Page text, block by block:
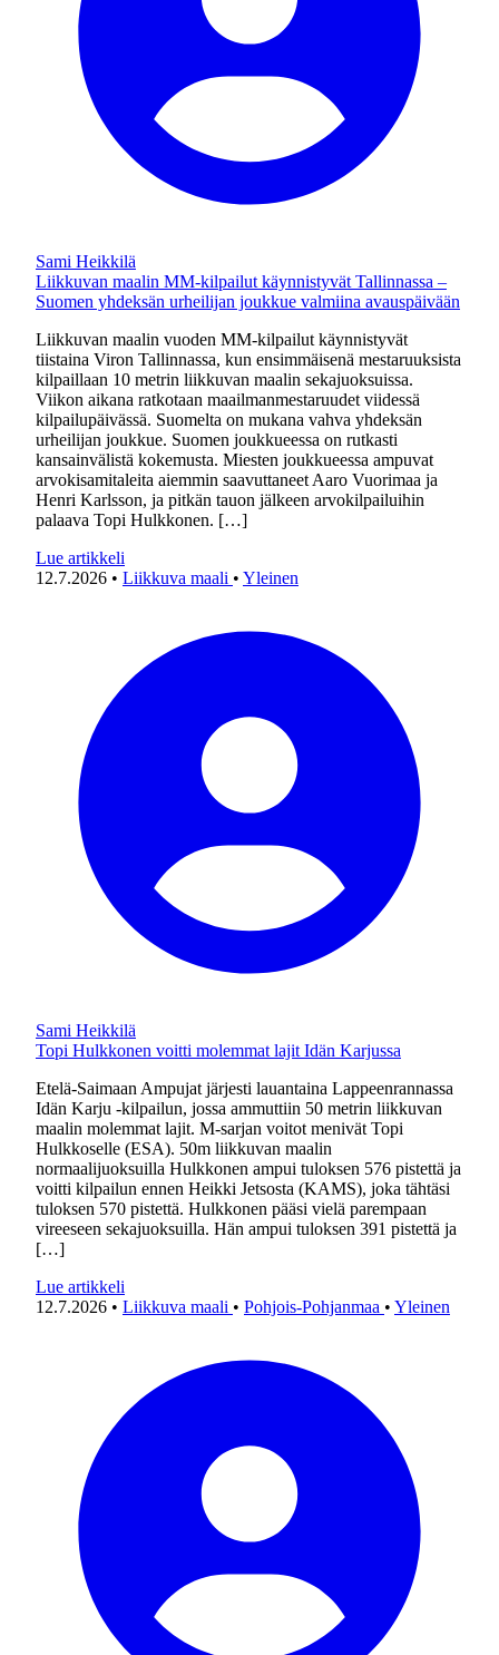
Sami Heikkilä
Liikkuvan maalin MM-kilpailut käynnistyvät Tallinnassa –
Suomen yhdeksän urheilijan joukkue valmiina avauspäivään
Liikkuvan maalin vuoden MM-kilpailut käynnistyvät
tiistaina Viron Tallinnassa, kun ensimmäisenä mestaruuksista
kilpaillaan 10 metrin liikkuvan maalin sekajuoksuissa.
Viikon aikana ratkotaan maailmanmestaruudet viidessä
kilpailupäivässä. Suomelta on mukana vahva yhdeksän
urheilijan joukkue. Suomen joukkueessa on rutkasti
kansainvälistä kokemusta. Miesten joukkueessa ampuvat
arvokisamitaleita aiemmin saavuttaneet Aaro Vuorimaa ja
Henri Karlsson, ja pitkän tauon jälkeen arvokilpailuihin
palaava Topi Hulkkonen. […]
Lue artikkeli
12.7.2026 • Liikkuva maali • Yleinen
Sami Heikkilä
Topi Hulkkonen voitti molemmat lajit Idän Karjussa
Etelä-Saimaan Ampujat järjesti lauantaina Lappeenrannassa
Idän Karju -kilpailun, jossa ammuttiin 50 metrin liikkuvan
maalin molemmat lajit. M-sarjan voitot menivät Topi
Hulkkoselle (ESA). 50m liikkuvan maalin
normaalijuoksuilla Hulkkonen ampui tuloksen 576 pistettä ja
voitti kilpailun ennen Heikki Jetsosta (KAMS), joka tähtäsi
tuloksen 570 pistettä. Hulkkonen pääsi vielä parempaan
vireeseen sekajuoksuilla. Hän ampui tuloksen 391 pistettä ja
[…]
Lue artikkeli
12.7.2026 • Liikkuva maali • Pohjois-Pohjanmaa • Yleinen